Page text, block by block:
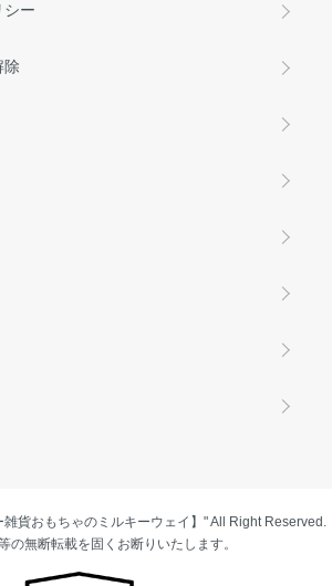
シー
除
貨おもちゃのミルキーウェイ】" All Right Reserved.
の無断転載を固くお断りいたします。